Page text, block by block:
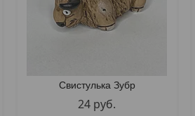
Свистулька Зубр
24 руб.